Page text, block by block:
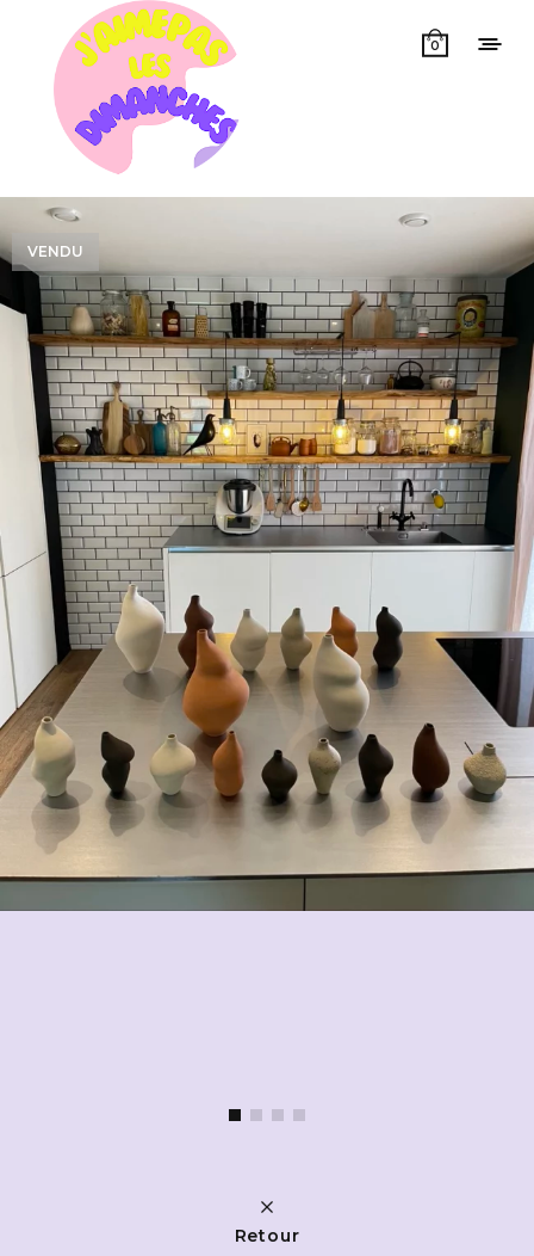
0
VENDU
Retour